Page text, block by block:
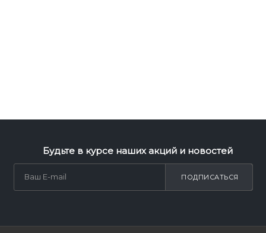
Будьте в курсе наших акций и новостей
ПОДПИСАТЬСЯ